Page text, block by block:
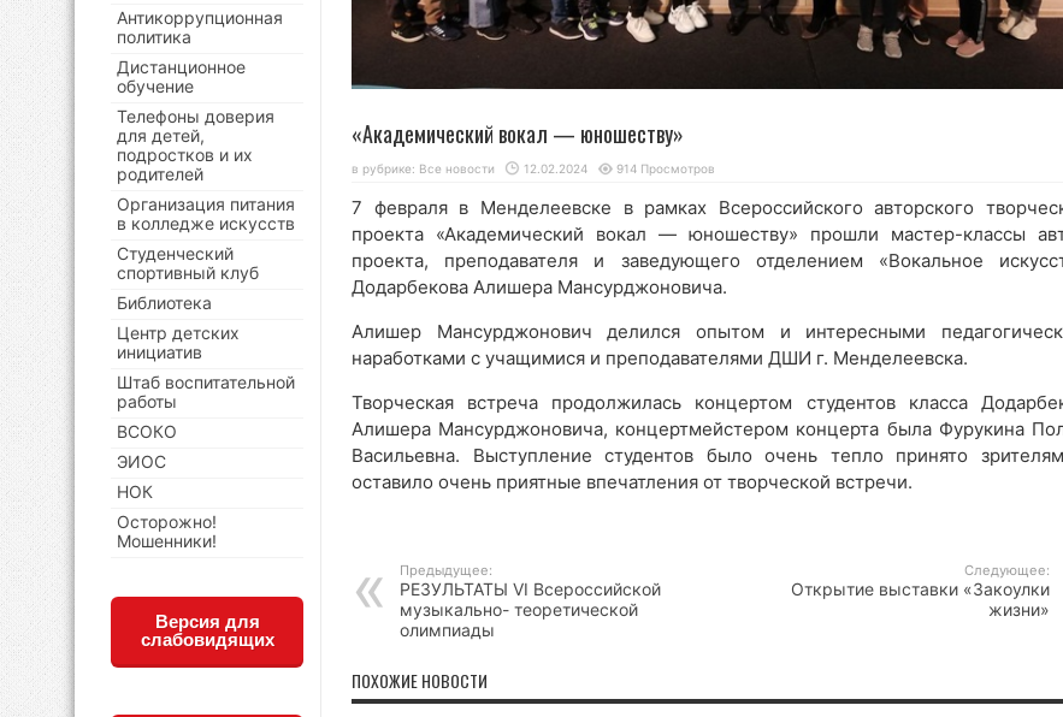
«Академический вокал — юношеству»
в рубрике: Все новости 12.02.2024 914 Просмотров
7 февраля в Менделеевске в рамках Всероссийского авторского
проекта «Академический вокал — юношеству» прошли мастер-классы
проекта, преподавателя и заведующего отделением «Вокальное
Додарбекова Алишера Мансурджоновича.
Алишер Мансурджонович делился опытом и интересными
наработками с учащимися и преподавателями ДШИ г. Менделеевска.
Творческая встреча продолжилась концертом студентов класса
Алишера Мансурджоновича, концертмейстером концерта была Фурукина
Васильевна. Выступление студентов было очень тепло принято
оставило очень приятные впечатления от творческой встречи.
Предыдущее:
РЕЗУЛЬТАТЫ VI Всероссийской
музыкально- теоретической
олимпиады
Следующее:
Открытие выставки «Закоулки
жизни»
ПОХОЖИЕ НОВОСТИ
Антикоррупционная
политика
Дистанционное
обучение
Телефоны доверия
для детей,
подростков и их
родителей
Организация питания
в колледже искусств
Студенческий
спортивный клуб
Библиотека
Центр детских
инициатив
Штаб воспитательной
работы
ВСОКО
ЭИОС
НОК
Осторожно!
Мошенники!
Версия для
слабовидящих